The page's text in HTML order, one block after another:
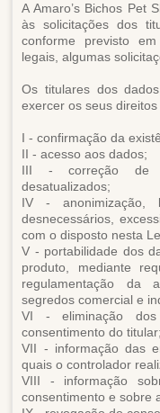
A Amaro’s Bichos Pet
às solicitações dos
conforme previsto
legais, algumas
Os titulares dos
exercer os seus
I - confirmação da
II - acesso aos dados;
III - correção de
desatualizados;
IV - anonimização,
desnecessários,
com o disposto nesta
V - portabilidade dos
produto, mediante
regulamentação da
segredos comercial e
VI - eliminação
consentimento do titular;
VII - informação das
quais o controlador
VIII - informação
consentimento e sobre